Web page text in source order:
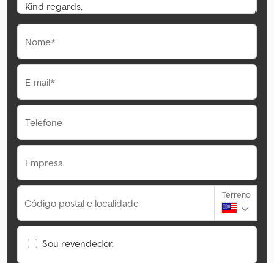
Nome*
E-mail*
Telefone
Empresa
Código postal e localidade
Terreno
Sou revendedor.